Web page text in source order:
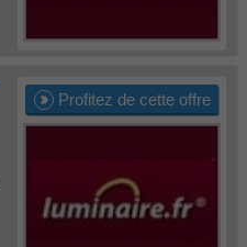
Profitez de cette offre